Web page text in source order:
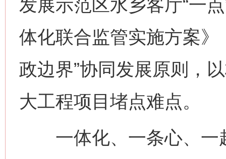
发展示范区水乡客厅“一
体化联合监管实施方案》
政边界”协同发展原则，
大工程项目堵点难点。
一体化、一条心、一